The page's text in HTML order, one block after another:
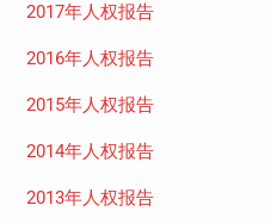
2017年人权报告
2016年人权报告
2015年人权报告
2014年人权报告
2013年人权报告